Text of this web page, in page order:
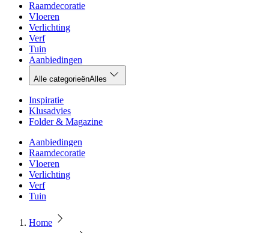
Raamdecoratie
Vloeren
Verlichting
Verf
Tuin
Aanbiedingen
Alle categorieënAlles
Inspiratie
Klusadvies
Folder & Magazine
Aanbiedingen
Raamdecoratie
Vloeren
Verlichting
Verf
Tuin
Home